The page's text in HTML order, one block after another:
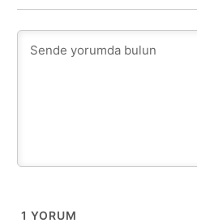
1 YORUM